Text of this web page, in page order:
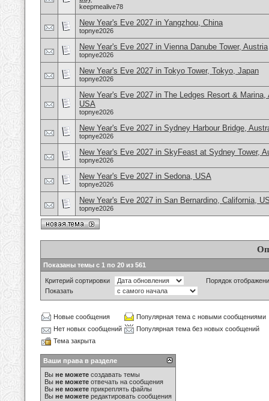
keepmealive78
New Year's Eve 2027 in Yangzhou, China
topnye2026
New Year's Eve 2027 in Vienna Danube Tower, Austria
topnye2026
New Year's Eve 2027 in Tokyo Tower, Tokyo, Japan
topnye2026
New Year's Eve 2027 in The Ledges Resort &
USA
topnye2026
New Year's Eve 2027 in Sydney Harbour Bridge,
topnye2026
New Year's Eve 2027 in SkyFeast at Sydney Tower,
topnye2026
New Year's Eve 2027 in Sedona, USA
topnye2026
New Year's Eve 2027 in San Bernardino, California,
topnye2026
Показаны темы с 1 по 20 из 561
Критерий сортировки
Порядок
Показать
Новые сообщения
Популярная тема с новыми сообщениями
Нет новых сообщений
Популярная тема без новых сообщений
Тема закрыта
Ваши права в разделе
Вы не можете создавать темы
Вы не можете отвечать на сообщения
Вы не можете прикреплять файлы
Вы не можете редактировать сообщения